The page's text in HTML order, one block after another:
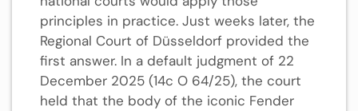
principles in practice. Just weeks later, the
Regional Court of Düsseldorf provided the
first answer. In a default judgment of 22
December 2025 (14c O 64/25), the court
held that the body of the iconic Fender